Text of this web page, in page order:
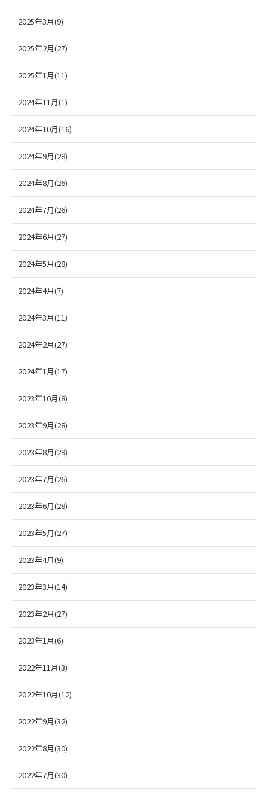
2025年3月(9)
2025年2月(27)
2025年1月(11)
2024年11月(1)
2024年10月(16)
2024年9月(28)
2024年8月(26)
2024年7月(26)
2024年6月(27)
2024年5月(28)
2024年4月(7)
2024年3月(11)
2024年2月(27)
2024年1月(17)
2023年10月(8)
2023年9月(28)
2023年8月(29)
2023年7月(26)
2023年6月(28)
2023年5月(27)
2023年4月(9)
2023年3月(14)
2023年2月(27)
2023年1月(6)
2022年11月(3)
2022年10月(12)
2022年9月(32)
2022年8月(30)
2022年7月(30)